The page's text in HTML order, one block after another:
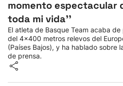
momento espectacular
toda mi vida''
El atleta de Basque Team acaba
del 4x400 metros relevos del
(Países Bajos), y ha hablado sobre
de prensa.